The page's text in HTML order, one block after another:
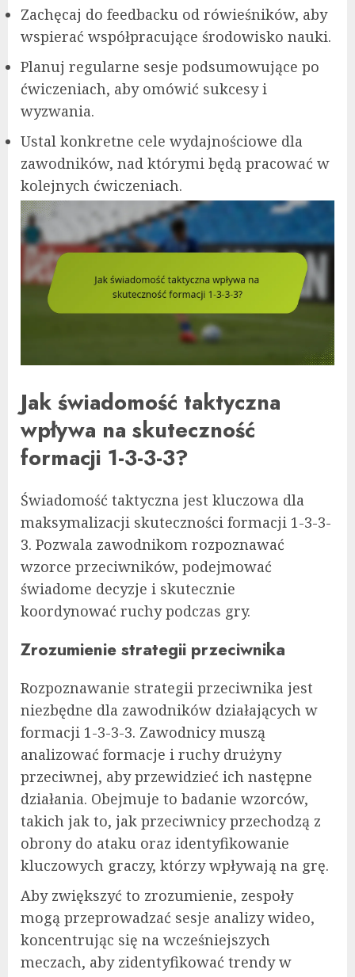
Zachęcaj do feedbacku od rówieśników, aby
wspierać współpracujące środowisko nauki.
Planuj regularne sesje podsumowujące po
ćwiczeniach, aby omówić sukcesy i
wyzwania.
Ustal konkretne cele wydajnościowe dla
zawodników, nad którymi będą pracować w
kolejnych ćwiczeniach.
Jak świadomość taktyczna
wpływa na skuteczność
formacji 1-3-3-3?
Świadomość taktyczna jest kluczowa dla
maksymalizacji skuteczności formacji 1-3-3-
3. Pozwala zawodnikom rozpoznawać
wzorce przeciwników, podejmować
świadome decyzje i skutecznie
koordynować ruchy podczas gry.
Zrozumienie strategii przeciwnika
Rozpoznawanie strategii przeciwnika jest
niezbędne dla zawodników działających w
formacji 1-3-3-3. Zawodnicy muszą
analizować formacje i ruchy drużyny
przeciwnej, aby przewidzieć ich następne
działania. Obejmuje to badanie wzorców,
takich jak to, jak przeciwnicy przechodzą z
obrony do ataku oraz identyfikowanie
kluczowych graczy, którzy wpływają na grę.
Aby zwiększyć to zrozumienie, zespoły
mogą przeprowadzać sesje analizy wideo,
koncentrując się na wcześniejszych
meczach, aby zidentyfikować trendy w